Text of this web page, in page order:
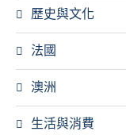
歷史與文化
法國
澳洲
生活與消費